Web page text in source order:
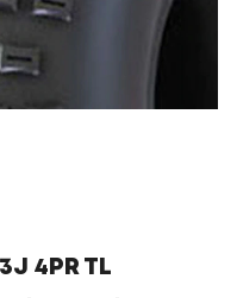
4PR TL